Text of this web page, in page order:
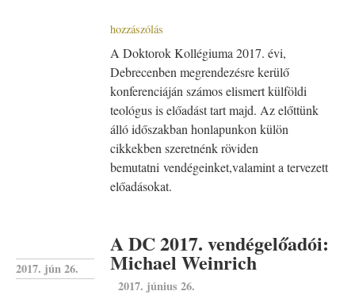
hozzászólás
A Doktorok Kollégiuma 2017. évi,
Debrecenben megrendezésre kerülő
konferenciáján számos elismert külföldi
teológus is előadást tart majd. Az előttünk
álló időszakban honlapunkon külön
cikkekben szeretnénk röviden
bemutatni vendégeinket,valamint a tervezett
előadásokat.
2017. jún 26.
A DC 2017. vendégelőadói:
Michael Weinrich
2017. június 26.